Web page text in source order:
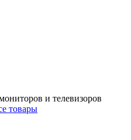
и телевизоров
товары